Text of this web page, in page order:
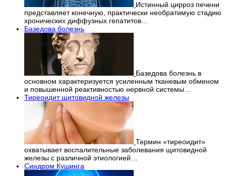
Истинный цирроз печени
представляет конечную, практически необратимую стадию
хронических диффузных гепатитов...
Базедова болезнь
Базедова болезнь в
основном характеризуется усиленным тканевым обменом
и повышенной реактивностью нервной системы…
Тиреоидит щитовидной железы
Термин «тиреоидит»
охватывает воспалительные заболевания щитовидной
железы с различной этиологией…
Синдром Кушинга